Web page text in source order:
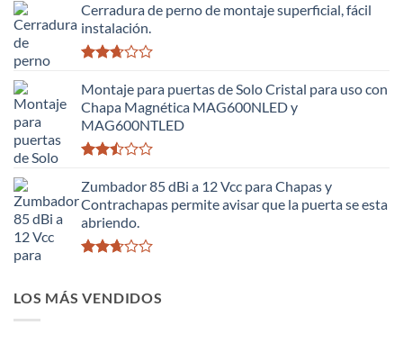
con
2.51
de 5
Cerradura de perno de montaje superficial, fácil
instalación.
con
2.63
de 5
Montaje para puertas de Solo Cristal para uso con
Chapa Magnética MAG600NLED y
MAG600NTLED
con
2.49
de 5
Zumbador 85 dBi a 12 Vcc para Chapas y
Contrachapas permite avisar que la puerta se esta
abriendo.
2.63
LOS MÁS VENDIDOS